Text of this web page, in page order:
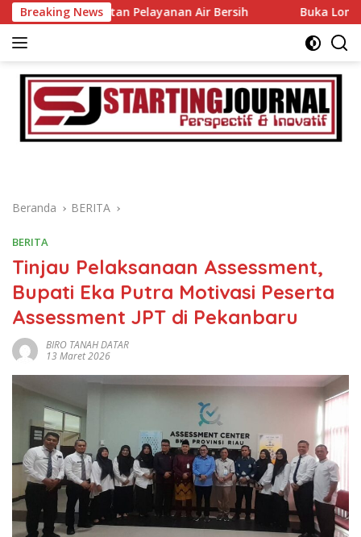
Langsung
ke
konten
Breaking NewsPelayanan Air Bersih Buka Lomba Pidato
Beranda BERITA
BERITA
Tinjau Pelaksanaan Assessment,
Bupati Eka Putra Motivasi Peserta
Assessment JPT di Pekanbaru
BIRO TANAH DATAR
13 Maret 2026